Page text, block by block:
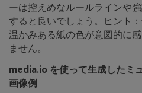
ーは控えめなルールラインや
すると良いでしょう。ヒント
温かみある紙の色が意図的に
ません。
media.io を使って生成したミ
画像例